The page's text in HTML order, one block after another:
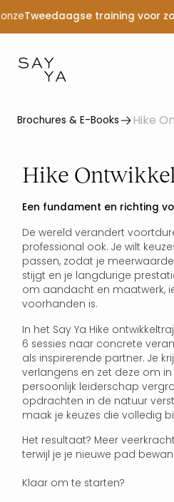
Tweedaagse training voor
Brochures & E-Books Hike
Hike
Een fundament en richting
De wereld verandert
professional ook. Je wilt
passen, zodat je
stijgt en je langdurige
om aandacht en maatwerk,
voorhanden is.
In het Say Ya Hike
6 sessies naar concrete
als inspirerende partner. Je
verlangens en zet deze om
persoonlijk leiderschap
opdrachten in de natuur
maak je keuzes die volledig
Het resultaat? Meer
terwijl je je nieuwe pad
Klaar om te starten?
Hike